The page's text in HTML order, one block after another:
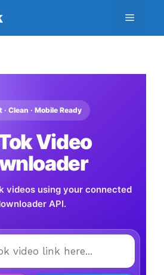
Menu
· Clean · Mobile Ready
Video
videos using your connected
API.